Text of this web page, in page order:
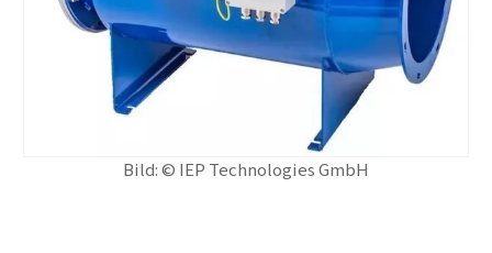
Bild: © IEP Technologies GmbH